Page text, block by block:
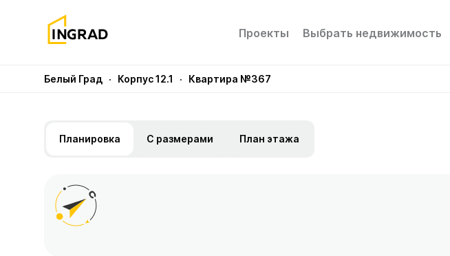
Проекты Выбрать недвижимость
Белый Град · Корпус 12.1 · Квартира №367
Планировка С размерами План этажа